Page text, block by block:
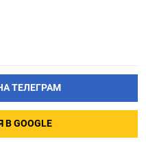
ТЕЛЕГРАМ
GOOGLE